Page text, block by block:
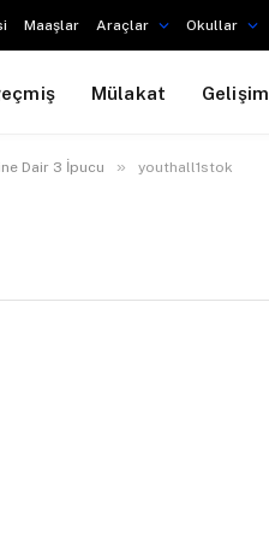
Maaşlar Araçlar Okullar
Mülakat Gelişim
Dair 3 İpucu » youthall1stok